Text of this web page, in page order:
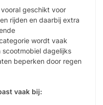
geschikt voor
rijden en daarbij extra
wordt vaak
dagelijks
beperken door regen
vaak bij: